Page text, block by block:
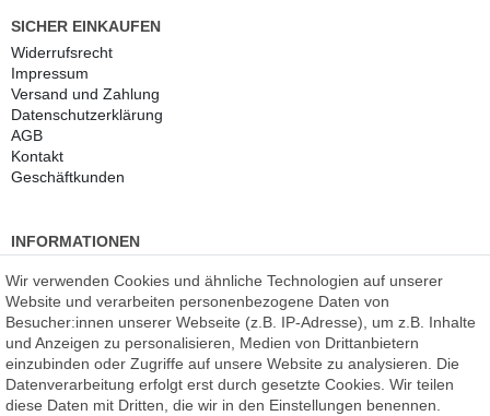
SICHER EINKAUFEN
Widerrufs­recht
Impressum
Versand und Zahlung
Daten­schutz­erklärung
AGB
Kontakt
Geschäftkunden
INFORMATIONEN
Kauf auf Rechnung
Datenschutz
Kostenlose Beratung
SSL Verschlüsselung
Händlerbund-Mitglied
Wir verwenden Cookies und ähnliche Technologien auf unserer
Website und verarbeiten personenbezogene Daten von
Besucher:innen unserer Webseite (z.B. IP-Adresse), um z.B. Inhalte
und Anzeigen zu personalisieren, Medien von Drittanbietern
einzubinden oder Zugriffe auf unsere Website zu analysieren. Die
Datenverarbeitung erfolgt erst durch gesetzte Cookies. Wir teilen
diese Daten mit Dritten, die wir in den Einstellungen benennen.